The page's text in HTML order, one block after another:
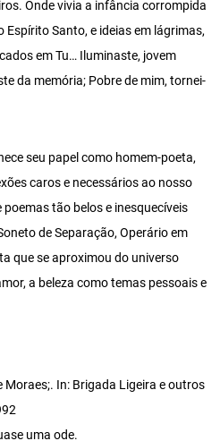
Onde vivia a infância corrompida
Espírito Santo, e ideias em lágrimas,
em Tu… Iluminaste, jovem
da memória; Pobre de mim, tornei-
seu papel como homem-poeta,
caros e necessários ao nosso
tão belos e inesquecíveis
de Separação, Operário em
que se aproximou do universo
a beleza como temas pessoais e
Moraes;. In: Brigada Ligeira e outros
uma ode.